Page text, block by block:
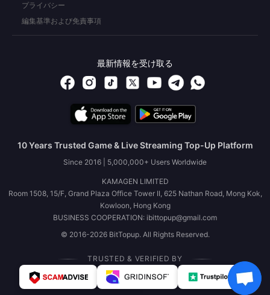
プライバシー
編集基準および免責事項
最新情報を受け取る
10 Years Trusted Game & Live Streaming Top-Up Platform
Since 2016 | 5,000,000+ Users Worldwide
KAMAGEN LIMITED
Room 1508, 15/F, Grand Plaza Office Tower II, 625 Nathan Road, Mong Kok,
Kowloon, Hong Kong
BUSINESS COOPERATION: ibittopup@gmail.com
© 2016-2026 BitTopup. All Rights Reserved.
TRUSTED & VERIFIED BY